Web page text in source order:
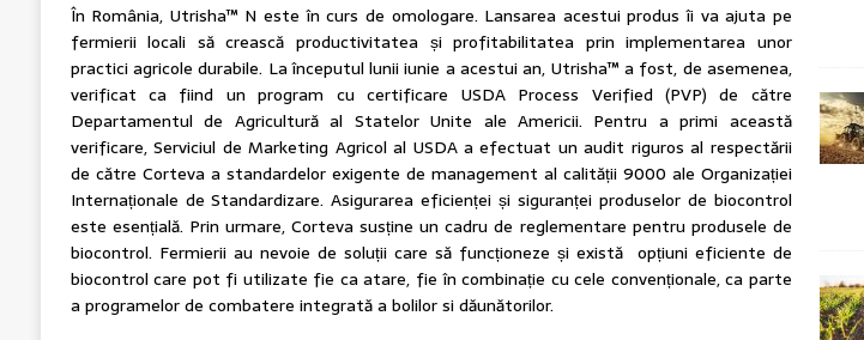
În România, Utrisha™ N este în curs de omologare. Lansarea acestui produs îi va ajuta pe
fermierii locali să crească productivitatea și profitabilitatea prin implementarea unor
practici agricole durabile. La începutul lunii iunie a acestui an, Utrisha™ a fost, de asemenea,
verificat ca fiind un program cu certificare USDA Process Verified (PVP) de către
Departamentul de Agricultură al Statelor Unite ale Americii. Pentru a primi această
verificare, Serviciul de Marketing Agricol al USDA a efectuat un audit riguros al respectării
de către Corteva a standardelor exigente de management al calității 9000 ale Organizației
Internaționale de Standardizare. Asigurarea eficienței și siguranței produselor de biocontrol
este esențială. Prin urmare, Corteva susține un cadru de reglementare pentru produsele de
biocontrol. Fermierii au nevoie de soluții care să funcționeze și există opțiuni eficiente de
biocontrol care pot fi utilizate fie ca atare, fie în combinație cu cele convenționale, ca parte
a programelor de combatere integrată a bolilor si dăunătorilor.